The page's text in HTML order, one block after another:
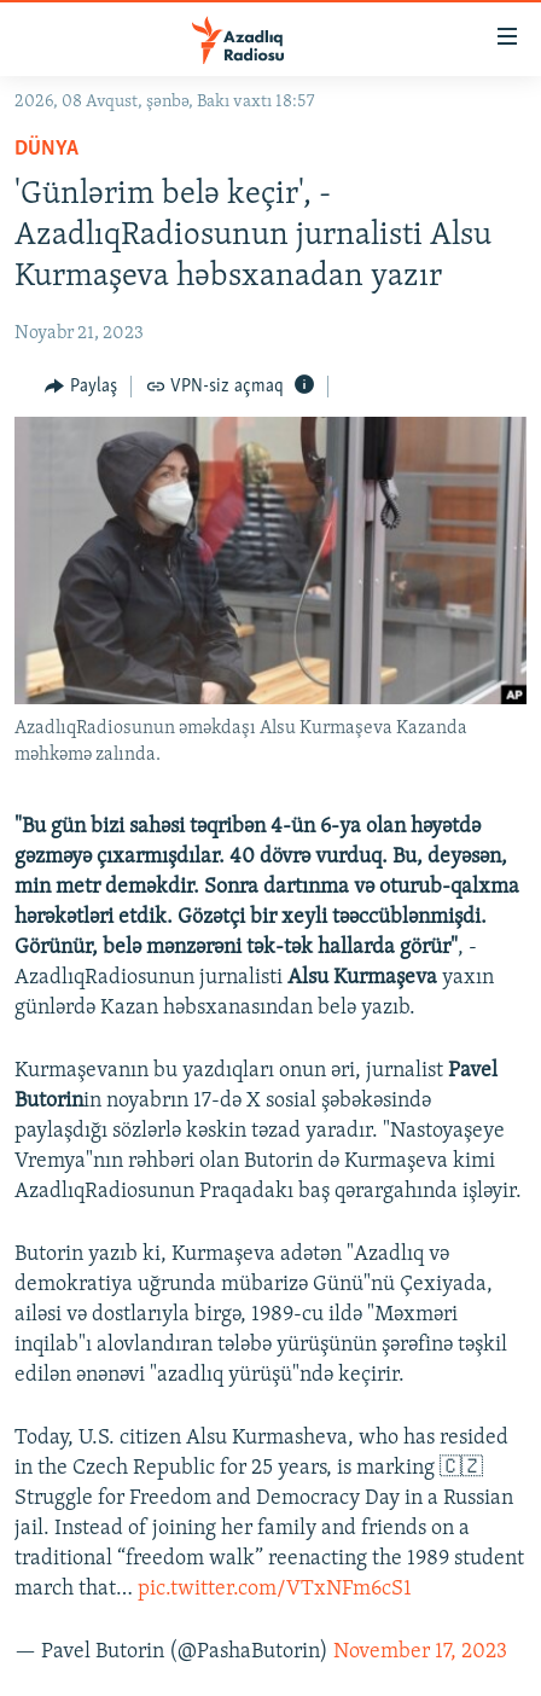
Əsas
qayıt
Əsas
naviqasiyaya
qayıt
Axtarışa
#İZAHLA
KORRUPSIOMETR
#ƏSLINDƏ
QANUNI DOĞRU
ARAŞDIRMA
MULTIMEDIA
FOTOQALEREYA
İNFOQRAFIKA
KARIKATURA
RADIO ARXIV
AZƏRBAYCAN ƏDƏBIYYATI KITABXANASI
İSLAM VƏ DEMOKRATIYA
İZ - MƏDƏNIYYƏT PROQRAMI
HAQQIMIZDA
MISSIYAMIZ
PEŞƏ ETIKASI VƏ JURNALISTIKA STANDARTLARIMIZ
MATERIALLARIMIZDAN ISTIFADƏ
AZADLIQRADIOSU MOBIL TELEFONUNUZDA
BIZIMLƏ ƏLAQƏ
BIZI IZLƏ
RFE/RL-in bütün saytları
2026, 08 Avqust, şənbə, Bakı vaxtı 18:57
DÜNYA
'Günlərim belə keçir', -
AzadlıqRadiosunun jurnalisti Alsu
Kurmaşeva həbsxanadan yazır
Noyabr 21, 2023
Paylaş VPN-siz açmaq
AzadlıqRadiosunun əməkdaşı Alsu Kurmaşeva Kazanda
məhkəmə zalında.
"Bu gün bizi sahəsi təqribən 4-ün 6-ya olan həyətdə
gəzməyə çıxarmışdılar. 40 dövrə vurduq. Bu, deyəsən,
min metr deməkdir. Sonra dartınma və oturub-qalxma
hərəkətləri etdik. Gözətçi bir xeyli təəccüblənmişdi.
Görünür, belə mənzərəni tək-tək hallarda görür", -
AzadlıqRadiosunun jurnalisti Alsu Kurmaşeva yaxın
günlərdə Kazan həbsxanasından belə yazıb.
Kurmaşevanın bu yazdıqları onun əri, jurnalist Pavel
Butorinin noyabrın 17-də X sosial şəbəkəsində
paylaşdığı sözlərlə kəskin təzad yaradır. "Nastoyaşeye
Vremya"nın rəhbəri olan Butorin də Kurmaşeva kimi
AzadlıqRadiosunun Praqadakı baş qərargahında işləyir.
Butorin yazıb ki, Kurmaşeva adətən "Azadlıq və
demokratiya uğrunda mübarizə Günü"nü Çexiyada,
ailəsi və dostlarıyla birgə, 1989-cu ildə "Məxməri
inqilab"ı alovlandıran tələbə yürüşünün şərəfinə təşkil
edilən ənənəvi "azadlıq yürüşü"ndə keçirir.
Today, U.S. citizen Alsu Kurmasheva, who has resided
in the Czech Republic for 25 years, is marking 🇨🇿
Struggle for Freedom and Democracy Day in a Russian
jail. Instead of joining her family and friends on a
traditional “freedom walk” reenacting the 1989 student
march that… pic.twitter.com/VTxNFm6cS1
— Pavel Butorin (@PashaButorin) November 17, 2023